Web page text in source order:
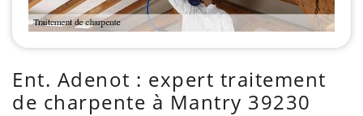
Ent. Adenot : expert traitement
de charpente à Mantry 39230